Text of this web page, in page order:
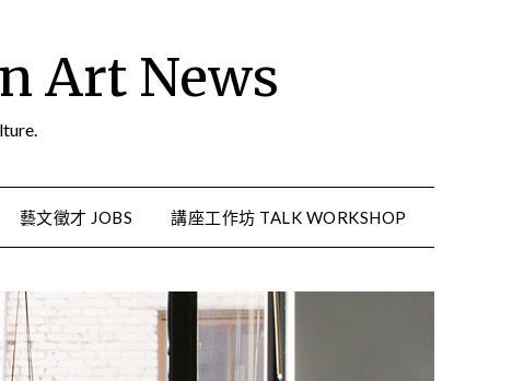
Art News
藝文徵才 JOBS 講座工作坊 TALK WORKSHOP